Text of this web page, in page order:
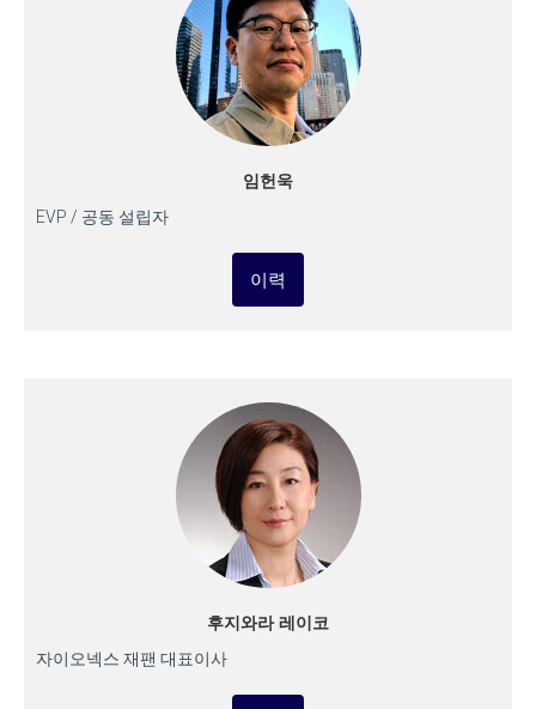
임헌욱
EVP / 공동 설립자
이력
후지와라 레이코
자이오넥스 재팬 대표이사